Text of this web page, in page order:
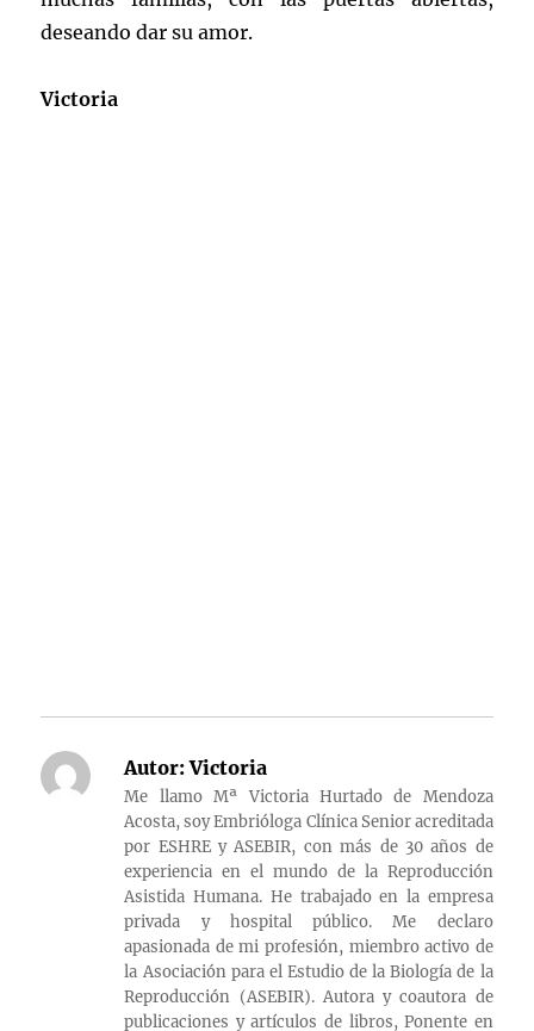
deseando dar su amor.
Victoria
Autor:Victoria
Me llamo Mª Victoria Hurtado de Mendoza
Acosta, soy Embrióloga Clínica Senior acreditada
por ESHRE y ASEBIR, con más de 30 años de
experiencia en el mundo de la Reproducción
Asistida Humana. He trabajado en la empresa
privada y hospital público. Me declaro
apasionada de mi profesión, miembro activo de
la Asociación para el Estudio de la Biología de la
Reproducción (ASEBIR). Autora y coautora de
publicaciones y artículos de libros, Ponente en